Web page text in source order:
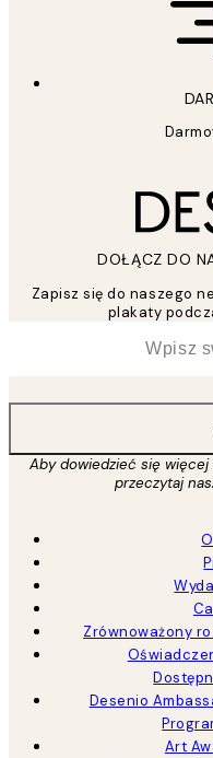
DOŁĄCZ DO
Zapisz się do naszego
plakaty
Aby dowiedzieć się
przeczytaj
Zrównoważony
Desenio
Art